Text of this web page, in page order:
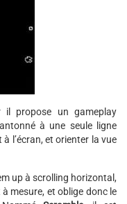
propose un gameplay
à une seule ligne
l’écran, et orienter la vue
up à scrolling horizontal,
mesure, et oblige donc le